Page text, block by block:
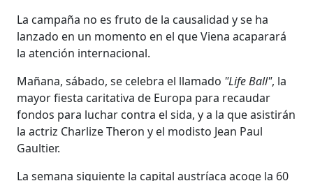
La campaña no es fruto de la causalidad y se ha
lanzado en un momento en el que Viena acaparará
la atención internacional.
Mañana, sábado, se celebra el llamado "Life Ball", la
mayor fiesta caritativa de Europa para recaudar
fondos para luchar contra el sida, y a la que asistirán
la actriz Charlize Theron y el modisto Jean Paul
Gaultier.
La semana siguiente la capital austríaca acoge la 60